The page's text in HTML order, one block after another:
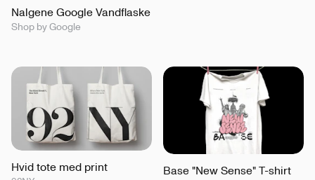
Nalgene Google Vandflaske
Shop by Google
Hvid tote med print Base "New Sense" T-shirt